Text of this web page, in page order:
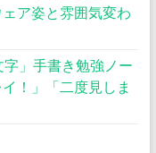
ア姿と雰囲気変わ
」手書き勉強ノー
！」「二度見しま